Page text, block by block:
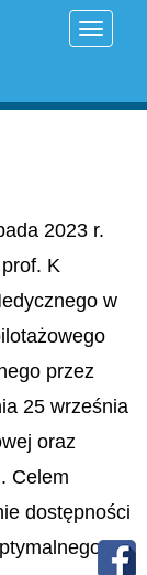
2023 r.
K
w
przez
25 września
oraz
Celem
dostępności